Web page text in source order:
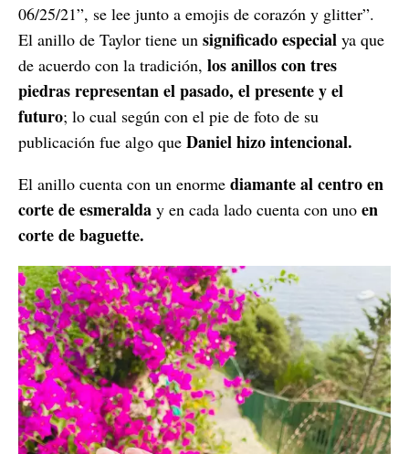
06/25/21”, se lee junto a emojis de corazón y glitter”.
El anillo de Taylor tiene un significado especial ya que
de acuerdo con la tradición, los anillos con tres
piedras representan el pasado, el presente y el
futuro; lo cual según con el pie de foto de su
publicación fue algo que Daniel hizo intencional.
El anillo cuenta con un enorme diamante al centro en
corte de esmeralda y en cada lado cuenta con uno en
corte de baguette.